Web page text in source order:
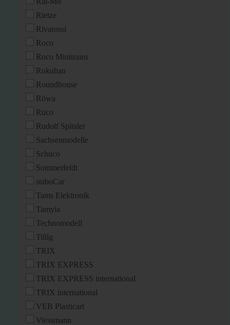
Rietze
Rivarossi
Roco
Roco Minitrains
Rokuhan
Roundhouse
Röwa
Ruco
Rudolf Spitaler
Sachsenmodelle
Schuco
Sommerfeldt
staboCar
Tams Elektronik
Tamyia
Technomodell
Tillig
TRIX
TRIX EXPRESS
TRIX EXPRESS international
TRIX international
VEB Plasticart
Viessmann